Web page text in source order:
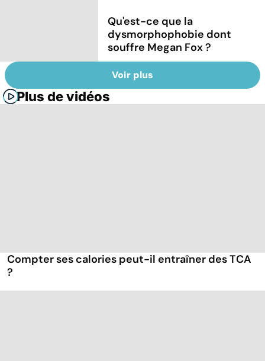
Qu'est-ce que la
dysmorphophobie dont
souffre Megan Fox ?
Voir plus
Plus de vidéos
Compter ses calories peut-il entraîner des TCA
?